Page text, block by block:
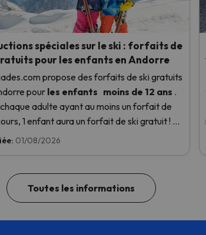
spéciales sur le ski : forfaits de
pour les enfants en Andorre
propose des forfaits de ski gratuits
pour les enfants moins de 12 ans .
adulte ayant au moins un forfait de
1 enfant aura un forfait de ski gratuit ! En
plus ici.
01/08/2026
Toutes les informations